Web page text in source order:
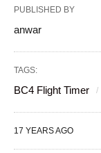
PUBLISHED BY
anwar
TAGS:
BC4 Flight Timer
17 YEARS AGO